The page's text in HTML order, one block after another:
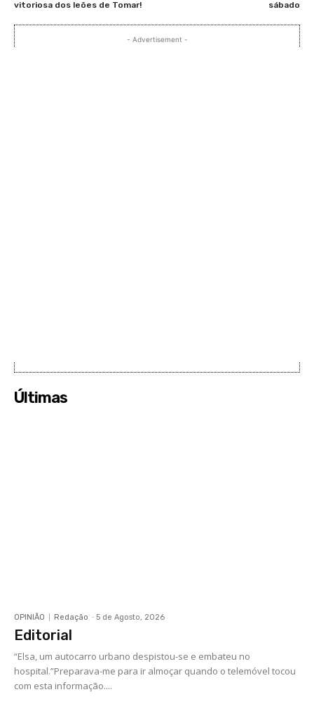
vitoriosa dos leões de Tomar! sábado
- Advertisement -
Últimas
OPINIÃO Redação - 5 de Agosto, 2026
Editorial
“Elsa, um autocarro urbano despistou-se e embateu no
hospital.”Preparava-me para ir almoçar quando o telemóvel tocou
com esta informação....